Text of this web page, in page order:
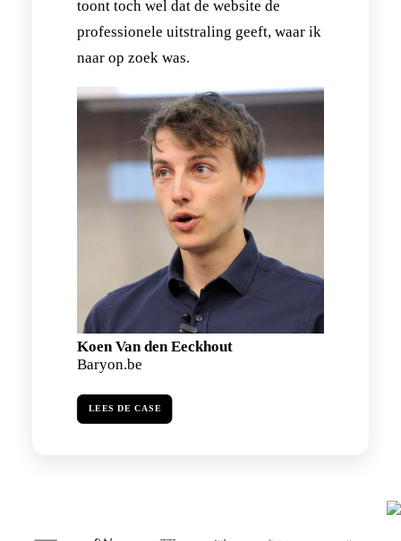
toont toch wel dat de website de
professionele uitstraling geeft, waar ik
naar op zoek was.
Koen Van den Eeckhout
Baryon.be
LEES DE CASE